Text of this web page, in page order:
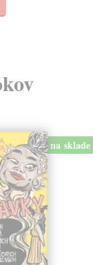
na sklade